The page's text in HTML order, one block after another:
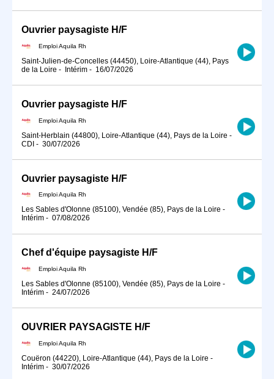
Ouvrier paysagiste H/F
Emploi Aquila Rh
Saint-Julien-de-Concelles (44450), Loire-Atlantique (44), Pays
de la Loire - Intérim - 16/07/2026
Ouvrier paysagiste H/F
Emploi Aquila Rh
Saint-Herblain (44800), Loire-Atlantique (44), Pays de la Loire -
CDI - 30/07/2026
Ouvrier paysagiste H/F
Emploi Aquila Rh
Les Sables d'Olonne (85100), Vendée (85), Pays de la Loire -
Intérim - 07/08/2026
Chef d'équipe paysagiste H/F
Emploi Aquila Rh
Les Sables d'Olonne (85100), Vendée (85), Pays de la Loire -
Intérim - 24/07/2026
OUVRIER PAYSAGISTE H/F
Emploi Aquila Rh
Couëron (44220), Loire-Atlantique (44), Pays de la Loire -
Intérim - 30/07/2026